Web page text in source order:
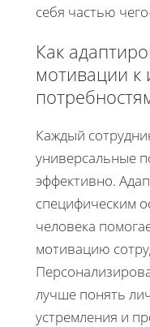
себя частью
Как
мотивации к
Каждый
универсальные
эффективно.
специфическим
человека
мотивацию
лучше понять
устремления и